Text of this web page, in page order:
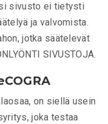
sivusto ei tietysti
ja valvomista.
jotka säätelevät
SIVUSTOJA.
on siellä usein
joka testaa